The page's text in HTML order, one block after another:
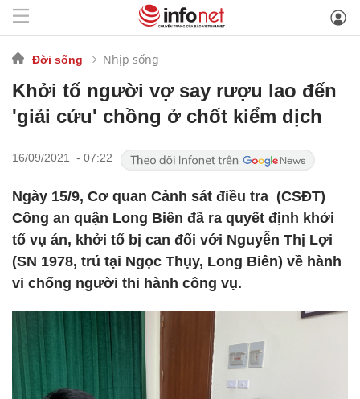
Đời sống Nhịp sống
Khởi tố người vợ say rượu lao đến
'giải cứu' chồng ở chốt kiểm dịch
16/09/2021 - 07:22
Ngày 15/9, Cơ quan Cảnh sát điều tra (CSĐT)
Công an quận Long Biên đã ra quyết định khởi
tố vụ án, khởi tố bị can đối với Nguyễn Thị Lợi
(SN 1978, trú tại Ngọc Thụy, Long Biên) về hành
vi chống người thi hành công vụ.